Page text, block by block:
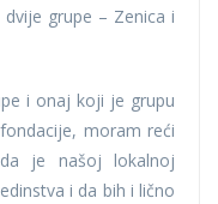
grupe – Zenica i
i onaj koji je grupu
moram reći
je našoj lokalnoj
i da bih i lično